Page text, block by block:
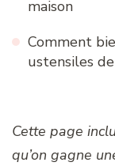
maison
Comment
ustensiles
Cette page
qu’on gagne